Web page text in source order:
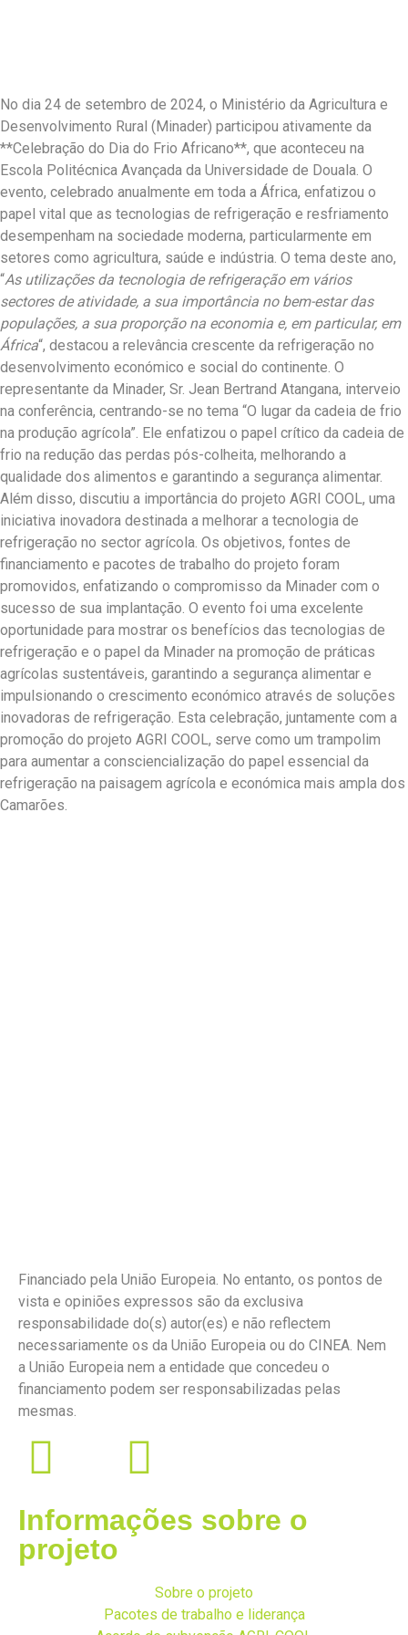
No dia 24 de setembro de 2024, o Ministério da Agricultura e
Desenvolvimento Rural (Minader) participou ativamente da
**Celebração do Dia do Frio Africano**, que aconteceu na
Escola Politécnica Avançada da Universidade de Douala. O
evento, celebrado anualmente em toda a África, enfatizou o
papel vital que as tecnologias de refrigeração e resfriamento
desempenham na sociedade moderna, particularmente em
setores como agricultura, saúde e indústria. O tema deste ano,
“As utilizações da tecnologia de refrigeração em vários
sectores de atividade, a sua importância no bem-estar das
populações, a sua proporção na economia e, em particular, em
África“, destacou a relevância crescente da refrigeração no
desenvolvimento económico e social do continente. O
representante da Minader, Sr. Jean Bertrand Atangana, interveio
na conferência, centrando-se no tema “O lugar da cadeia de frio
na produção agrícola”. Ele enfatizou o papel crítico da cadeia de
frio na redução das perdas pós-colheita, melhorando a
qualidade dos alimentos e garantindo a segurança alimentar.
Além disso, discutiu a importância do projeto AGRI COOL, uma
iniciativa inovadora destinada a melhorar a tecnologia de
refrigeração no sector agrícola. Os objetivos, fontes de
financiamento e pacotes de trabalho do projeto foram
promovidos, enfatizando o compromisso da Minader com o
sucesso de sua implantação. O evento foi uma excelente
oportunidade para mostrar os benefícios das tecnologias de
refrigeração e o papel da Minader na promoção de práticas
agrícolas sustentáveis, garantindo a segurança alimentar e
impulsionando o crescimento económico através de soluções
inovadoras de refrigeração. Esta celebração, juntamente com a
promoção do projeto AGRI COOL, serve como um trampolim
para aumentar a consciencialização do papel essencial da
refrigeração na paisagem agrícola e económica mais ampla dos
Camarões.
Financiado pela União Europeia. No entanto, os pontos de
vista e opiniões expressos são da exclusiva
responsabilidade do(s) autor(es) e não reflectem
necessariamente os da União Europeia ou do CINEA. Nem
a União Europeia nem a entidade que concedeu o
financiamento podem ser responsabilizadas pelas
mesmas.
Informações sobre o
projeto
Sobre o projeto
Pacotes de trabalho e liderança